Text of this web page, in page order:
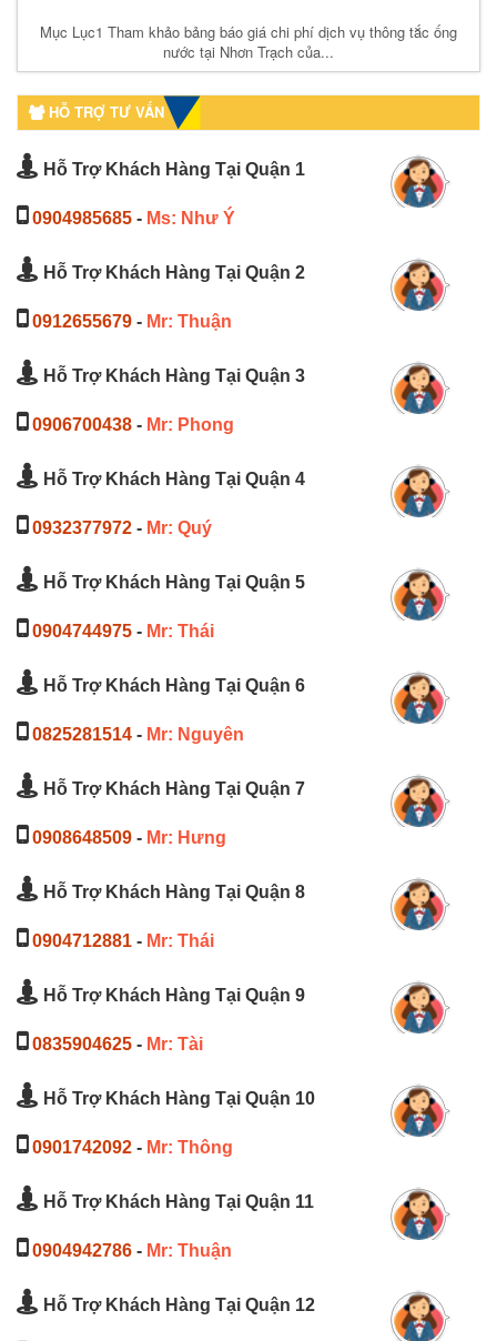
Mục Lục1 Tham khảo bảng báo giá chi phí dịch vụ thông tắc ống
nước tại Nhơn Trạch của...
HỖ TRỢ TƯ VẤN
Hỗ Trợ Khách Hàng Tại Quận 1
0904985685 - Ms: Như Ý
Hỗ Trợ Khách Hàng Tại Quận 2
0912655679 - Mr: Thuận
Hỗ Trợ Khách Hàng Tại Quận 3
0906700438 - Mr: Phong
Hỗ Trợ Khách Hàng Tại Quận 4
0932377972 - Mr: Quý
Hỗ Trợ Khách Hàng Tại Quận 5
0904744975 - Mr: Thái
Hỗ Trợ Khách Hàng Tại Quận 6
0825281514 - Mr: Nguyên
Hỗ Trợ Khách Hàng Tại Quận 7
0908648509 - Mr: Hưng
Hỗ Trợ Khách Hàng Tại Quận 8
0904712881 - Mr: Thái
Hỗ Trợ Khách Hàng Tại Quận 9
0835904625 - Mr: Tài
Hỗ Trợ Khách Hàng Tại Quận 10
0901742092 - Mr: Thông
Hỗ Trợ Khách Hàng Tại Quận 11
0904942786 - Mr: Thuận
Hỗ Trợ Khách Hàng Tại Quận 12